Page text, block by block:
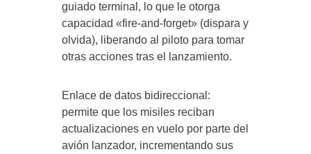
guiado terminal, lo que le otorga
capacidad «fire-and-forget» (dispara y
olvida), liberando al piloto para tomar
otras acciones tras el lanzamiento.
Enlace de datos bidireccional:
permite que los misiles reciban
actualizaciones en vuelo por parte del
avión lanzador, incrementando sus